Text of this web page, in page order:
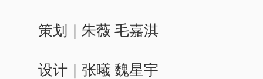
策划｜朱薇 毛嘉淇
设计｜张曦 魏星宇